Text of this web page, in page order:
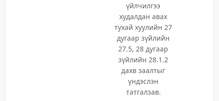
үйлчилгээ
худалдан авах
тухай хуулийн 27
дугаар зүйлийн
27.5, 28 дугаар
зүйлийн 28.1.2
дахв заалтыг
үндэслэн
татгалзав.